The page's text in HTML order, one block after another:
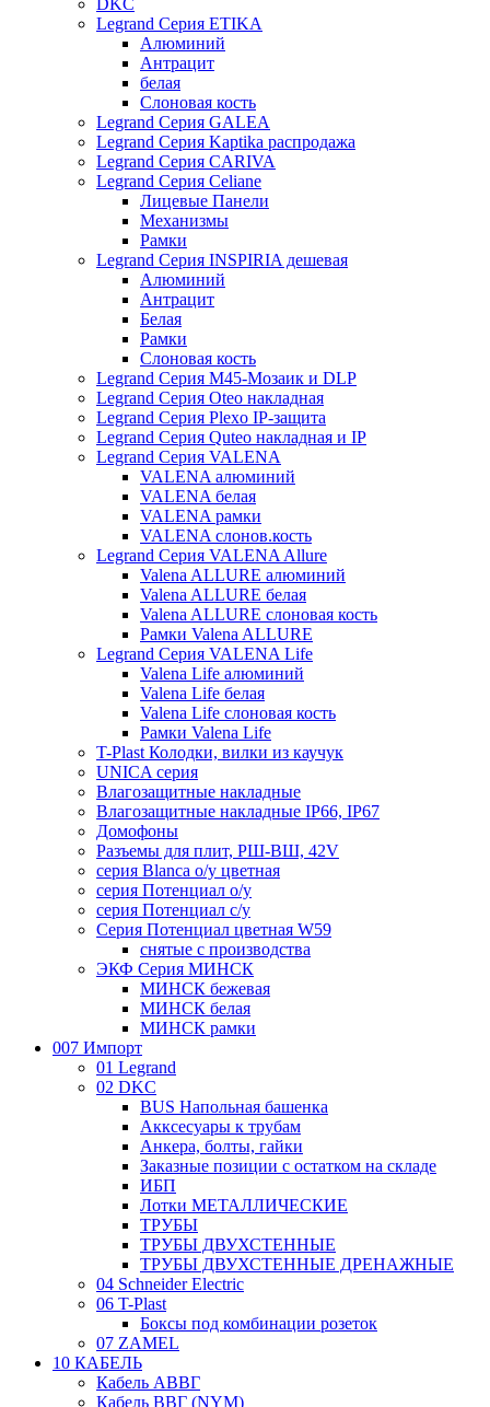
DKC
Legrand Серия ETIKA
Алюминий
Антрацит
белая
Слоновая кость
Legrand Серия GALEA
Legrand Серия Kaptika распродажа
Legrand Серия CARIVA
Legrand Серия Celiane
Лицевые Панели
Механизмы
Рамки
Legrand Серия INSPIRIA дешевая
Алюминий
Антрацит
Белая
Рамки
Слоновая кость
Legrand Серия M45-Мозаик и DLP
Legrand Серия Oteo накладная
Legrand Серия Plexo IP-защита
Legrand Серия Quteo накладная и IP
Legrand Серия VALENA
VALENA алюминий
VALENA белая
VALENA рамки
VALENA слонов.кость
Legrand Серия VALENA Allure
Valena ALLURE алюминий
Valena ALLURE белая
Valena ALLURE слоновая кость
Рамки Valena ALLURE
Legrand Серия VALENA Life
Valena Life алюминий
Valena Life белая
Valena Life слоновая кость
Рамки Valena Life
T-Plast Колодки, вилки из каучук
UNICA серия
Влагозащитные накладные
Влагозащитные накладные IP66, IP67
Домофоны
Разъемы для плит, РШ-ВШ, 42V
серия Blanca о/у цветная
серия Потенциал о/у
серия Потенциал с/у
Серия Потенциал цветная W59
снятые с производства
ЭКФ Серия МИНСК
МИНСК бежевая
МИНСК белая
МИНСК рамки
007 Импорт
01 Legrand
02 DKC
BUS Напольная башенка
Акксесуары к трубам
Анкера, болты, гайки
Заказные позиции с остатком на складе
ИБП
Лотки МЕТАЛЛИЧЕСКИЕ
ТРУБЫ
ТРУБЫ ДВУХСТЕННЫЕ
ТРУБЫ ДВУХСТЕННЫЕ ДРЕНАЖНЫЕ
04 Schneider Electric
06 T-Plast
Боксы под комбинации розеток
07 ZAMEL
10 КАБЕЛЬ
Кабель АВВГ
Кабель ВВГ (NYM)